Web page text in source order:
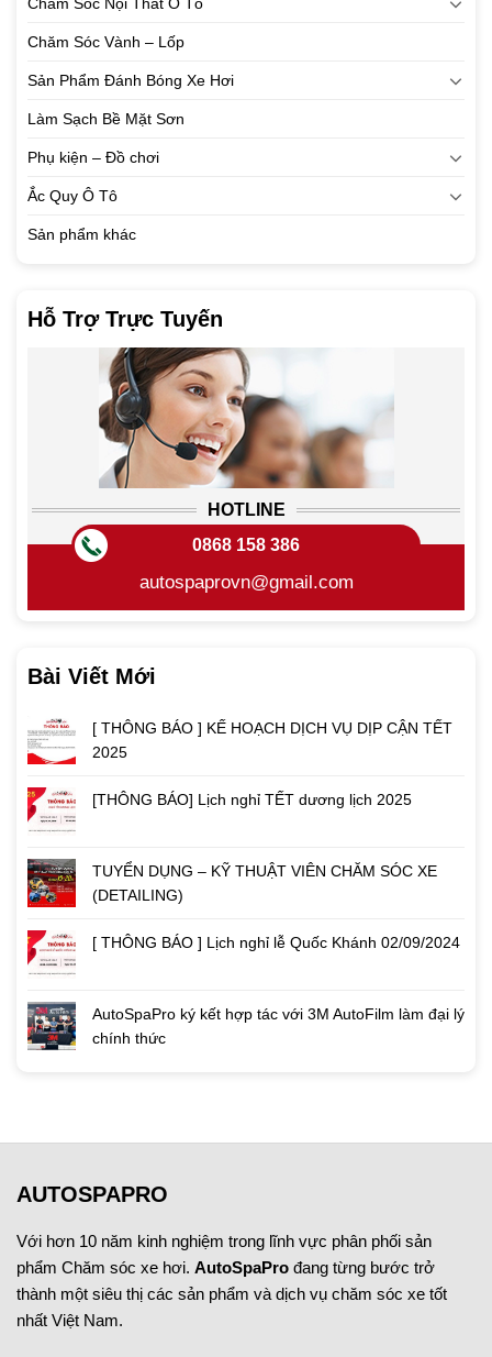
Chăm Sóc Nội Thất Ô Tô
Chăm Sóc Vành – Lốp
Sản Phẩm Đánh Bóng Xe Hơi
Làm Sạch Bề Mặt Sơn
Phụ kiện – Đồ chơi
Ắc Quy Ô Tô
Sản phẩm khác
Hỗ Trợ Trực Tuyến
HOTLINE
0868 158 386
autospaprovn@gmail.com
Bài Viết Mới
[ THÔNG BÁO ] KẾ HOẠCH DỊCH VỤ DỊP CẬN TẾT
2025
[THÔNG BÁO] Lịch nghỉ TẾT dương lịch 2025
TUYỂN DỤNG – KỸ THUẬT VIÊN CHĂM SÓC XE
(DETAILING)
[ THÔNG BÁO ] Lịch nghỉ lễ Quốc Khánh 02/09/2024
AutoSpaPro ký kết hợp tác với 3M AutoFilm làm đại lý
chính thức
AUTOSPAPRO
Với hơn 10 năm kinh nghiệm trong lĩnh vực phân phối sản
phẩm Chăm sóc xe hơi. AutoSpaPro đang từng bước trở
thành một siêu thị các sản phẩm và dịch vụ chăm sóc xe tốt
nhất Việt Nam.